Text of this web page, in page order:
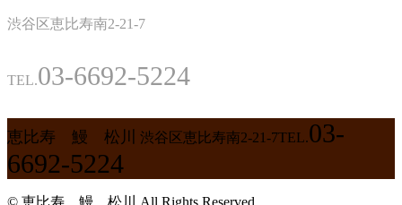
渋谷区恵比寿南2-21-7
TEL.03-6692-5224
恵比寿 鰻 松川 渋谷区恵比寿南2-21-7TEL.03-
6692-5224
© 恵比寿 鰻 松川 All Rights Reserved.